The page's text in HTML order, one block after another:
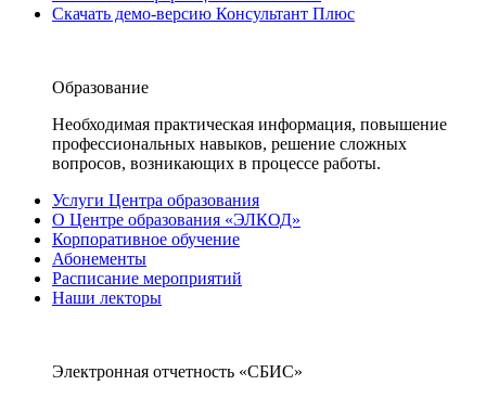
Скачать демо-версию Консультант Плюс
Образование
Необходимая практическая информация, повышение
профессиональных навыков, решение сложных
вопросов, возникающих в процессе работы.
Услуги Центра образования
О Центре образования «ЭЛКОД»
Корпоративное обучение
Абонементы
Расписание мероприятий
Наши лекторы
Электронная отчетность «СБИС»